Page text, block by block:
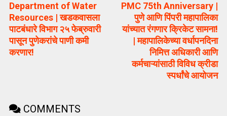
Department of Water
Resources | खडकवासला
पाटबंधारे विभाग २५ फेब्रुवारी
पासून पुणेकरांचे पाणी कमी
करणार!
PMC 75th Anniversary |
पुणे आणि पिंपरी महापालिका
यांच्यात रंगणार क्रिकेट सामना!
| महापालिकेच्या वर्धापनदिना
निमित्त अधिकारी आणि
कर्मचाऱ्यांसाठी विविध क्रीडा
स्पर्धांचे आयोजन
COMMENTS